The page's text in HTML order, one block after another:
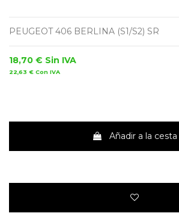
PEUGEOT 406 BERLINA (S1/S2) SR
18,70 € Sin IVA
22,63 € Con IVA
Añadir a la cesta